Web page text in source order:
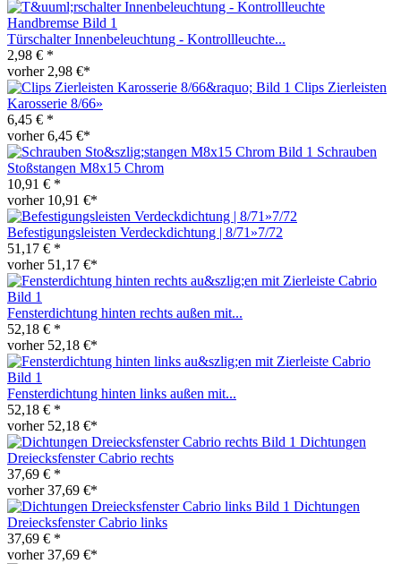
Türschalter Innenbeleuchtung - Kontrollleuchte...
2,98 € *
vorher 2,98 €*
Clips Zierleisten
Karosserie 8/66»
6,45 € *
vorher 6,45 €*
Schrauben
Stoßstangen M8x15 Chrom
10,91 € *
vorher 10,91 €*
Befestigungsleisten Verdeckdichtung | 8/71»7/72
51,17 € *
vorher 51,17 €*
Fensterdichtung hinten rechts außen mit...
52,18 € *
vorher 52,18 €*
Fensterdichtung hinten links außen mit...
52,18 € *
vorher 52,18 €*
Dichtungen
Dreiecksfenster Cabrio rechts
37,69 € *
vorher 37,69 €*
Dichtungen
Dreiecksfenster Cabrio links
37,69 € *
vorher 37,69 €*